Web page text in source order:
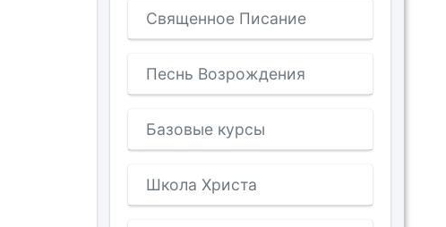
Священное Писание
Песнь Возрождения
Базовые курсы
Школа Христа